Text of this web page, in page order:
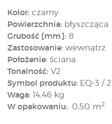
Kolor: czarny
Powierzchnia: błyszcząca
Grubość [mm]: 8
Zastosowanie: wewnątrz
Położenie: ściana
Tonalność: V2
Symbol produktu: EQ-3 /
Waga: 14,46 kg
W opakowaniu: 0,50 m2